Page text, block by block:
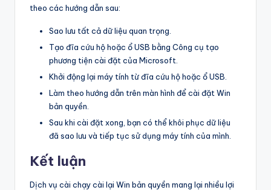
theo các hướng dẫn sau:
Sao lưu tất cả dữ liệu quan trọng.
Tạo đĩa cứu hộ hoặc ổ USB bằng Công cụ tạo
phương tiện cài đặt của Microsoft.
Khởi động lại máy tính từ đĩa cứu hộ hoặc ổ USB.
Làm theo hướng dẫn trên màn hình để cài đặt Win
bản quyền.
Sau khi cài đặt xong, bạn có thể khôi phục dữ liệu
đã sao lưu và tiếp tục sử dụng máy tính của mình.
Kết luận
Dịch vụ cài chạy cài lại Win bản quyền mang lại nhiều lợi